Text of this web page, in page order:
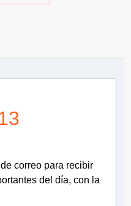
correo para recibir
del día, con la